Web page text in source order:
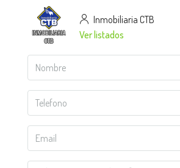
Inmobiliaria CTB
Ver listados